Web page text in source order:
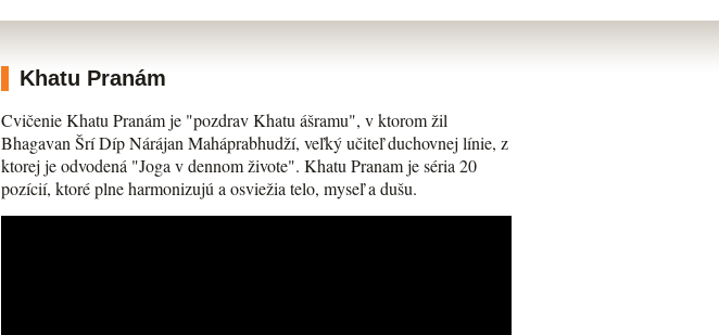
Khatu Pranám
Cvičenie Khatu Pranám je "pozdrav Khatu ášramu", v ktorom žil
Bhagavan Šrí Díp Nárájan Maháprabhudží, veľký učiteľ duchovnej línie, z
ktorej je odvodená "Joga v dennom živote". Khatu Pranam je séria 20
pozícií, ktoré plne harmonizujú a osviežia telo, myseľ a dušu.